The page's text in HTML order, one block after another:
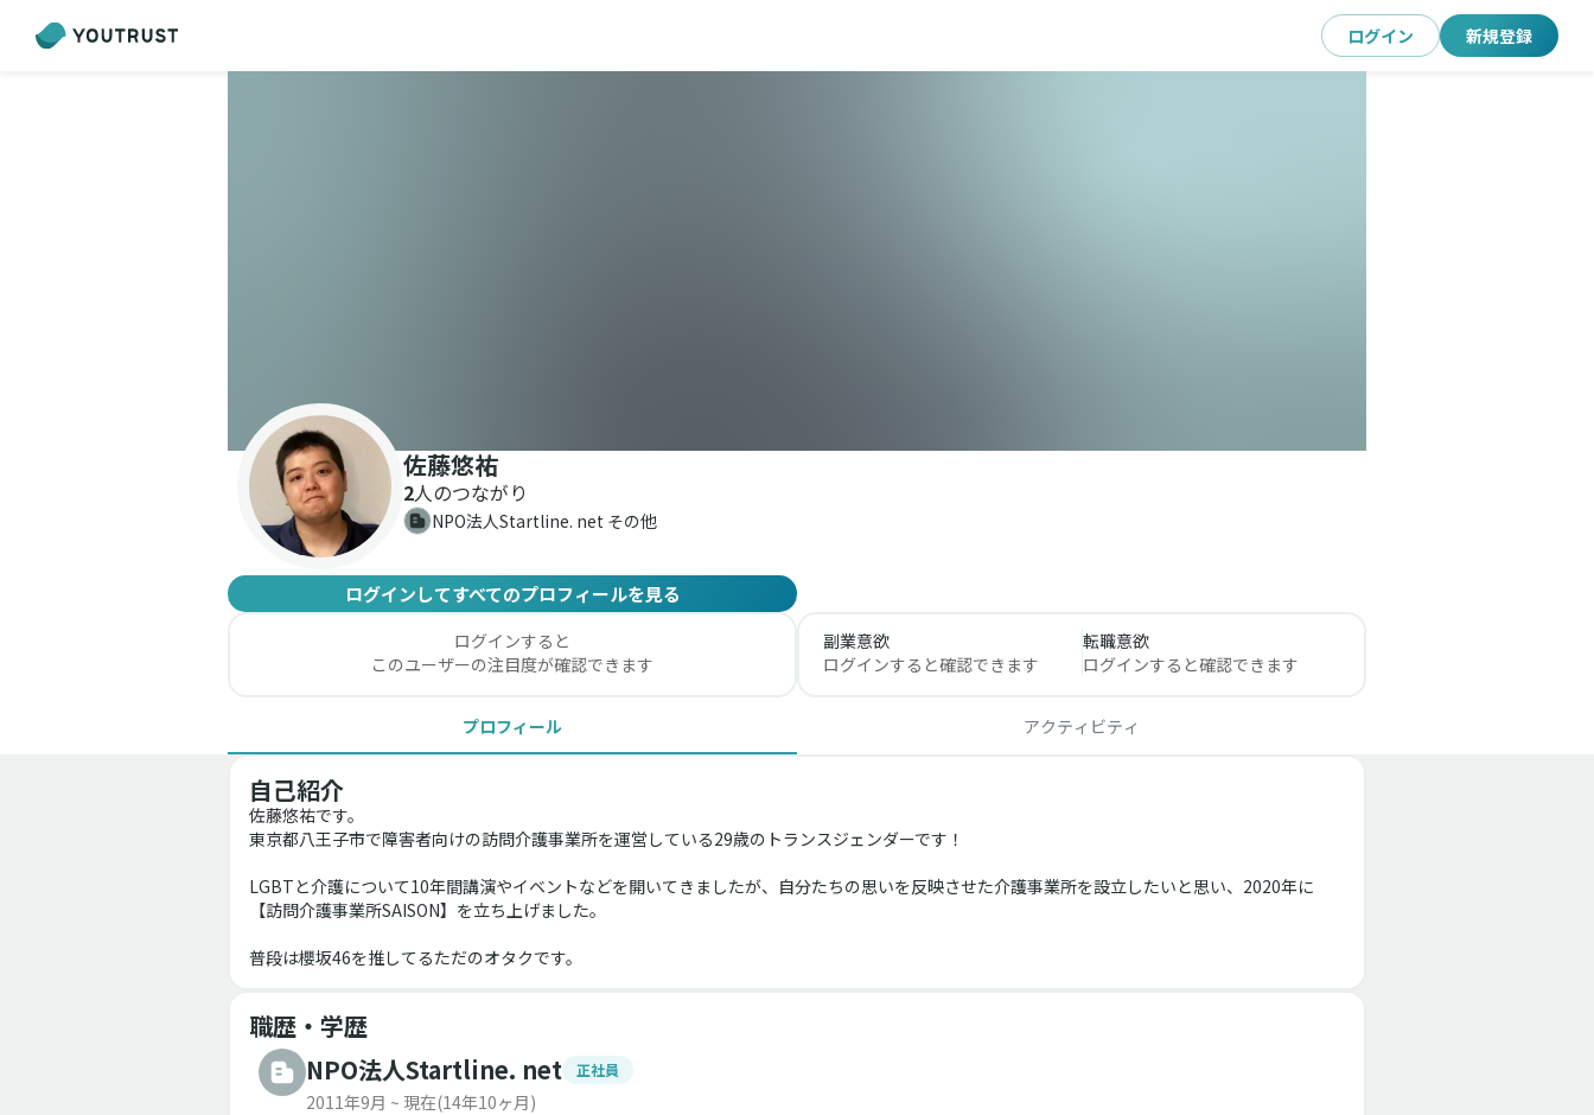
ログイン 新規登録
佐藤悠祐
2人のつながり
NPO法人Startline. net その他
ログインしてすべてのプロフィールを見る
ログインすると
このユーザーの注目度が確認できます
副業意欲
ログインすると確認できます
転職意欲
ログインすると確認できます
プロフィール アクティビティ
自己紹介
佐藤悠祐です。
東京都八王子市で障害者向けの訪問介護事業所を運営している29歳のトランスジェンダーです！
LGBTと介護について10年間講演やイベントなどを開いてきましたが、自分たちの思いを反映させた介護事業所を設立したいと思い、2020年に
【訪問介護事業所SAISON】を立ち上げました。
普段は櫻坂46を推してるただのオタクです。
職歴・学歴
NPO法人Startline. net
正社員
2011年9月 ~ 現在(14年10ヶ月)